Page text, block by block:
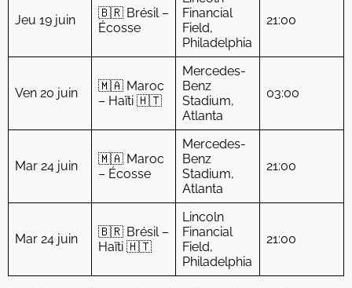
Jeu 19 juin
🇧🇷 Brésil –
Écosse
Financial
Field,
Philadelphia
21:00
Ven 20 juin
🇲🇦 Maroc
– Haïti 🇭🇹
Mercedes-
Benz
Stadium,
Atlanta
03:00
Mar 24 juin
🇲🇦 Maroc
– Écosse
Mercedes-
Benz
Stadium,
Atlanta
21:00
Mar 24 juin
🇧🇷 Brésil –
Haïti 🇭🇹
Lincoln
Financial
Field,
Philadelphia
21:00